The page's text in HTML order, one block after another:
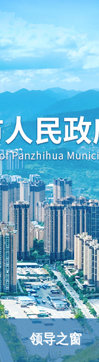
领导之窗